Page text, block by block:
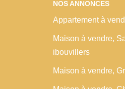
NOS ANNONCES
Appartement à
Maison à vendre,
ibouvillers
Maison à vendre,